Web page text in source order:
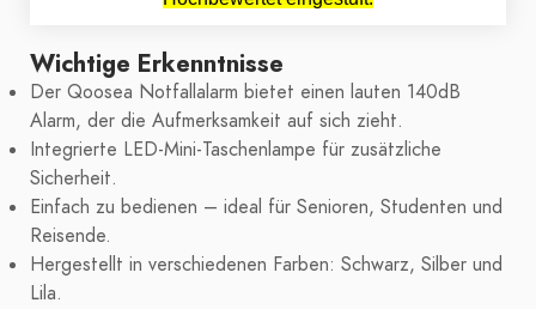
Wichtige Erkenntnisse
Der Qoosea Notfallalarm bietet einen lauten 140dB
Alarm, der die Aufmerksamkeit auf sich zieht.
Integrierte LED-Mini-Taschenlampe für zusätzliche
Sicherheit.
Einfach zu bedienen – ideal für Senioren, Studenten und
Reisende.
Hergestellt in verschiedenen Farben: Schwarz, Silber und
Lila.